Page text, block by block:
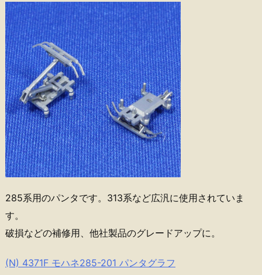
285系用のパンタです。313系など広汎に使用されていま
す。
破損などの補修用、他社製品のグレードアップに。
(N) 4371F モハネ285-201 パンタグラフ